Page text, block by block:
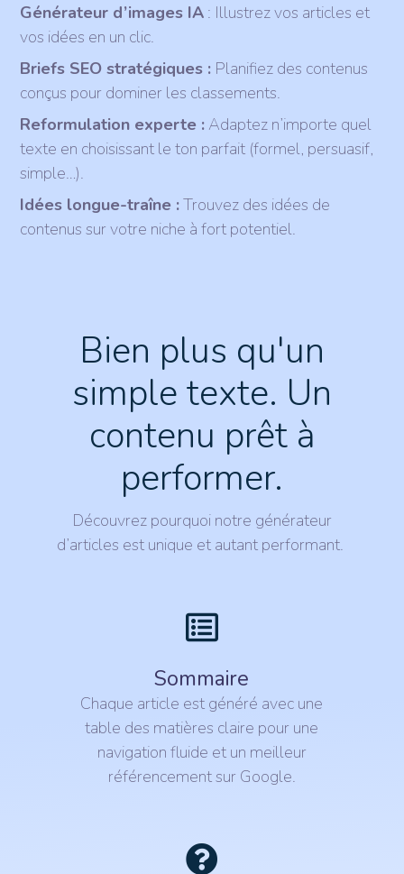
Générateur d’images IA : Illustrez vos articles et
vos idées en un clic.
Briefs SEO stratégiques : Planifiez des contenus
conçus pour dominer les classements.
Reformulation experte : Adaptez n’importe quel
texte en choisissant le ton parfait (formel, persuasif,
simple…).
Idées longue-traîne :Trouvez des idées de
contenus sur votre niche à fort potentiel.
Bien plus qu'un
simple texte. Un
contenu prêt à
performer.
Découvrez pourquoi notre générateur
d’articles est unique et autant performant.
Sommaire
Chaque article est généré avec une
table des matières claire pour une
navigation fluide et un meilleur
référencement sur Google.